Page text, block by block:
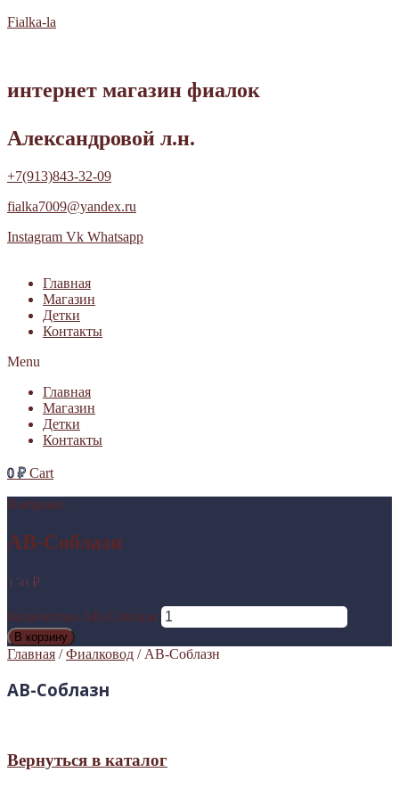
Fialka-la
интернет магазин фиалок
Александровой л.н.
+7(913)843-32-09
fialka7009@yandex.ru
Instagram Vk Whatsapp
Главная
Магазин
Детки
Контакты
Menu
Главная
Магазин
Детки
Контакты
0₽ Cart
Выбрано:
АВ-Соблазн
150 ₽
Количество АВ-Соблазн
В корзину
Главная /Фиалковод / АВ-Соблазн
АВ-Соблазн
Вернуться в каталог